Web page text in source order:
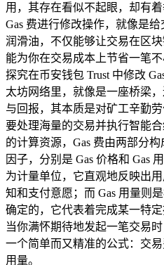
用，其存在看似不起眼，却有
Gas 费进行修改操作，就像是
润滑油，不仅能够让交易在区
能为你在交易成本上节省一笔
探究在币安钱包 Trust 中修改
太坊网络里，就像是一座桥梁
与回报，其本质是对矿工辛勤
要处理海量的交易并执行智能
的计算资源，Gas 费由两部分
因子，分别是 Gas 价格和 Gas
为计量单位，它直观地反映出
知和支付意愿；而 Gas 用量则
确定的，它代表着完成某一特定
当你满怀期待地发起一笔交易
一个简单而又精准的公式：交易
用量。